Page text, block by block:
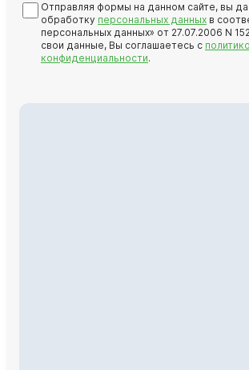
Отправляя формы на данном сайте, вы
обработку персональных данных в
персональных данных» от 27.07.2006 N
свои данные, Вы соглашаетесь с
конфиденциальности.